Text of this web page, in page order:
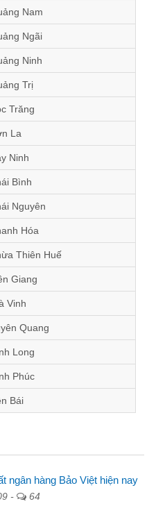
Nam
Ngãi
Ninh
Trị
Trăng
La
Ninh
Bình
Nguyên
Hóa
Thiên Huế
Giang
Vinh
Quang
Long
Phúc
Bái
ngân hàng Bảo Việt hiện nay
- 64